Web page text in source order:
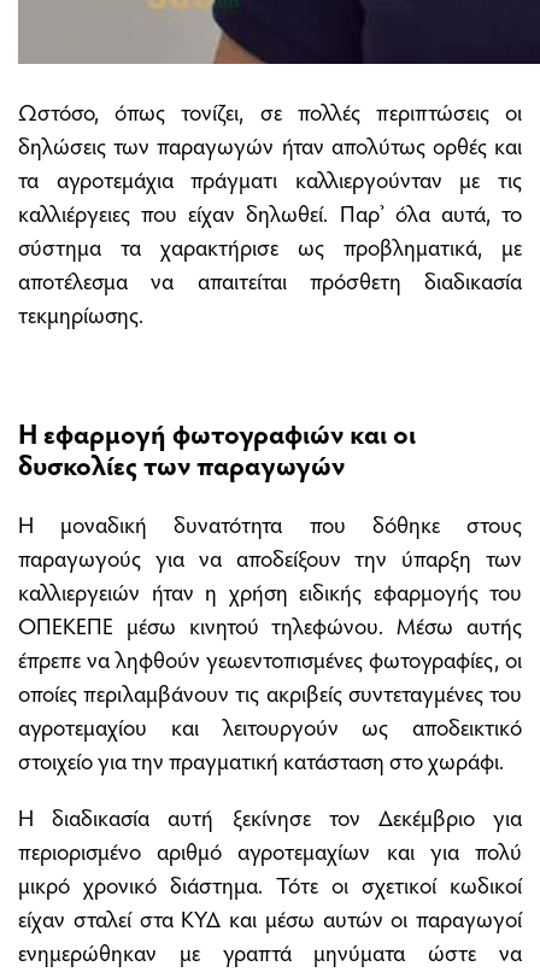
Ωστόσο, όπως τονίζει, σε πολλές περιπτώσεις οι
δηλώσεις των παραγωγών ήταν απολύτως ορθές και
τα αγροτεμάχια πράγματι καλλιεργούνταν με τις
καλλιέργειες που είχαν δηλωθεί. Παρ’ όλα αυτά, το
σύστημα τα χαρακτήρισε ως προβληματικά, με
αποτέλεσμα να απαιτείται πρόσθετη διαδικασία
τεκμηρίωσης.
Η εφαρμογή φωτογραφιών και οι
δυσκολίες των παραγωγών
Η μοναδική δυνατότητα που δόθηκε στους
παραγωγούς για να αποδείξουν την ύπαρξη των
καλλιεργειών ήταν η χρήση ειδικής εφαρμογής του
ΟΠΕΚΕΠΕ μέσω κινητού τηλεφώνου. Μέσω αυτής
έπρεπε να ληφθούν γεωεντοπισμένες φωτογραφίες, οι
οποίες περιλαμβάνουν τις ακριβείς συντεταγμένες του
αγροτεμαχίου και λειτουργούν ως αποδεικτικό
στοιχείο για την πραγματική κατάσταση στο χωράφι.
Η διαδικασία αυτή ξεκίνησε τον Δεκέμβριο για
περιορισμένο αριθμό αγροτεμαχίων και για πολύ
μικρό χρονικό διάστημα. Τότε οι σχετικοί κωδικοί
είχαν σταλεί στα ΚΥΔ και μέσω αυτών οι παραγωγοί
ενημερώθηκαν με γραπτά μηνύματα ώστε να